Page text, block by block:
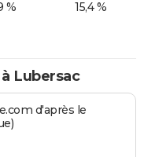
% 15,4 %
Lubersac
d'après le